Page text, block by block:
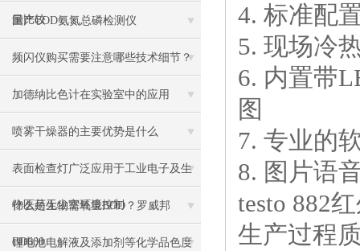
量比较
国产COD氨氮总磷检测仪
频闪仪购买需要注意哪些技术细节？
加德纳比色计在实验室中的应用
喷雾干燥器的主要优势是什么
表面检查灯广泛应用于工业电子及生
物医药无尘室环境控制
什么是生物需氧量BOD？罗威邦
BD600
锂电池电解液及添加剂等化学品色度
4. 标准配
5. 现场冷
6. 内置带
图
7. 专业的
8. 图片语
testo 882
生产过程